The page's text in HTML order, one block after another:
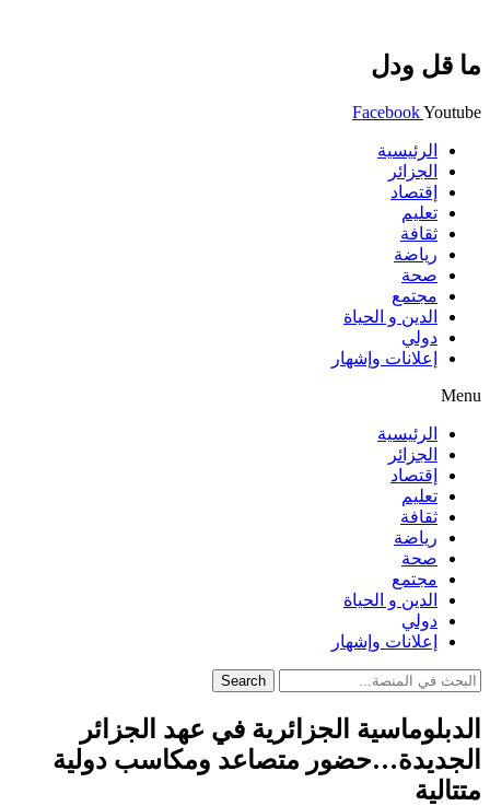
ما قل ودل
FacebookYoutube
الرئيسية
الجزائر
إقتصاد
تعليم
ثقافة
رياضة
صحة
مجتمع
الدين و الحياة
دولي
إعلانات وإشهار
Menu
الرئيسية
الجزائر
إقتصاد
تعليم
ثقافة
رياضة
صحة
مجتمع
الدين و الحياة
دولي
إعلانات وإشهار
Search
الدبلوماسية الجزائرية في عهد الجزائر
الجديدة…حضور متصاعد ومكاسب دولية
متتالية